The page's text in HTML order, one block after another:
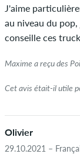
J'aime
au niveau du
conseille ces
Maxime a reçu des
Cet avis était-il utile
Olivier
29.10.2021 –